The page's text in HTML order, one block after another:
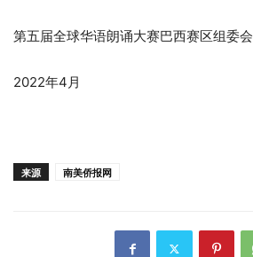
第五届全球华语朗诵大赛巴西赛区组委会
2022年4月
来源 南美侨报网